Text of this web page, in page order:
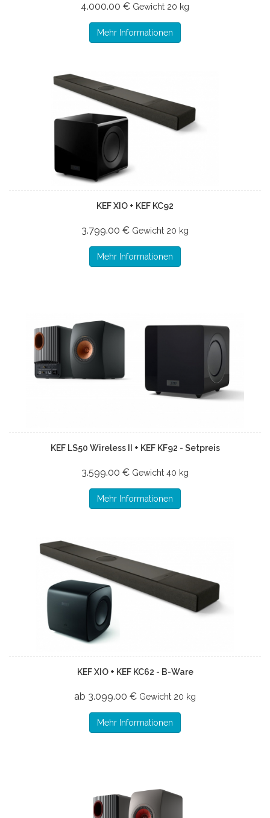
4.000.00 € Gewicht 20 kg
Mehr Informationen
KEF XIO + KEF KC92
3.799.00 € Gewicht 20 kg
Mehr Informationen
KEF LS50 Wireless II + KEF KF92 - Setpreis
3.599.00 € Gewicht 40 kg
Mehr Informationen
KEF XIO + KEF KC62 - B-Ware
ab 3.099.00 € Gewicht 20 kg
Mehr Informationen